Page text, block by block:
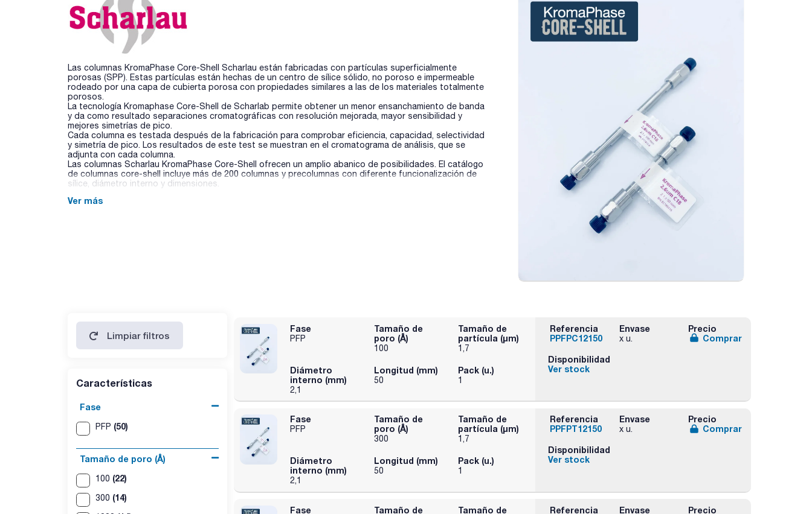
Las columnas KromaPhase Core-Shell Scharlau están fabricadas con partículas superficialmente
porosas (SPP). Estas partículas están hechas de un centro de sílice sólido, no poroso e impermeable
rodeado por una capa de cubierta porosa con propiedades similares a las de los materiales totalmente
porosos.
La tecnología Kromaphase Core-Shell de Scharlab permite obtener un menor ensanchamiento de banda
y da como resultado separaciones cromatográficas con resolución mejorada, mayor sensibilidad y
mejores simetrías de pico.
Cada columna es testada después de la fabricación para comprobar eficiencia, capacidad, selectividad
y simetría de pico. Los resultados de este test se muestran en el cromatograma de análisis, que se
adjunta con cada columna.
Las columnas Scharlau KromaPhase Core-Shell ofrecen un amplio abanico de posibilidades. El catálogo
de columnas core-shell incluye más de 200 columnas y precolumnas con diferente funcionalización de
sílice, diámetro interno y dimensiones.
Ver más
Limpiar filtros
Características
Fase
PFP (50)
Tamaño de poro (Å)
100 (22)
300 (14)
Fase
PFP
Tamaño de
poro (Å)
100
Tamaño de
partícula (μm)
1,7
Diámetro
interno (mm)
2,1
Longitud (mm)
50
Pack (u.)
1
Referencia
PPFPC12150
Envase
x u.
Precio
Comprar
Disponibilidad
Ver stock
Fase
PFP
Tamaño de
poro (Å)
300
Tamaño de
partícula (μm)
1,7
Diámetro
interno (mm)
2,1
Longitud (mm)
50
Pack (u.)
1
Referencia
PPFPT12150
Envase
x u.
Precio
Comprar
Disponibilidad
Ver stock
Fase
Tamaño de
Tamaño de
Referencia
Envase
Precio